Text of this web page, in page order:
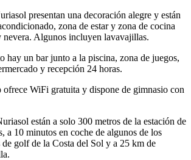
presentan una decoración alegre y están
zona de estar y zona de cocina
nevera. Algunos incluyen lavavajillas.
hay un bar junto a la piscina, zona de juegos,
y recepción 24 horas.
ofrece WiFi gratuita y dispone de gimnasio con
están a solo 300 metros de la estación de
a 10 minutos en coche de algunos de los
de golf de la Costa del Sol y a 25 km de